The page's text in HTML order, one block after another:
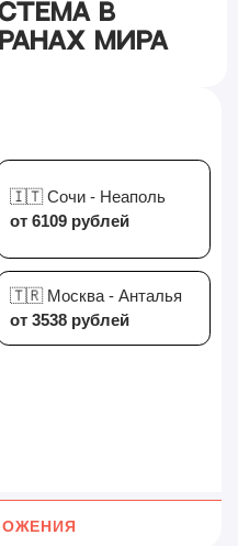
в
мира
🇮🇹 Сочи - Неаполь
от 6109 рублей
🇹🇷 Москва - Анталья
от 3538 рублей